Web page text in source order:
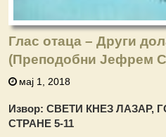
Глас отаца – Други
(Преподобни Јефрем
мај 1, 2018
Извор: СВЕТИ КНЕЗ ЛАЗАР,
СТРАНЕ 5-11